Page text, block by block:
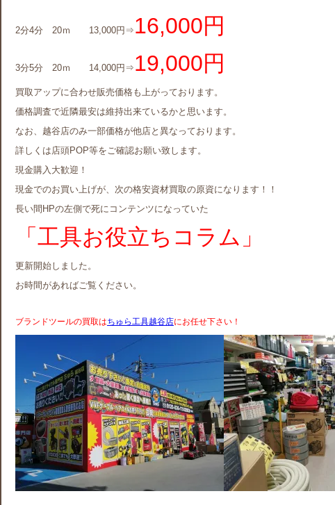
2分4分 20ｍ 13,000円⇒ 16,000円
3分5分 20ｍ 14,000円⇒ 19,000円
買取アップに合わせ販売価格も上がっております。
価格調査で近隣最安は維持出来ているかと思います。
なお、越谷店のみ一部価格が他店と異なっております。
詳しくは店頭POP等をご確認お願い致します。
現金購入大歓迎！
現金でのお買い上げが、次の格安資材買取の原資になります！！
長い間HPの左側で死にコンテンツになっていた
「工具お役立ちコラム」
更新開始しました。
お時間があればご覧ください。
ブランドツールの買取はちゅら工具越谷店にお任せ下さい！